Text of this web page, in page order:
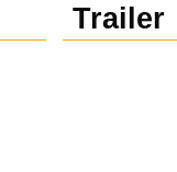
Trailer